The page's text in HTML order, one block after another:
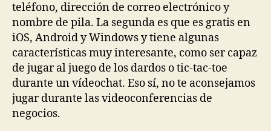
teléfono, dirección de correo electrónico y
nombre de pila. La segunda es que es gratis en
iOS, Android y Windows y tiene algunas
características muy interesante, como ser capaz
de jugar al juego de los dardos o tic-tac-toe
durante un vídeochat. Eso sí, no te aconsejamos
jugar durante las videoconferencias de
negocios.